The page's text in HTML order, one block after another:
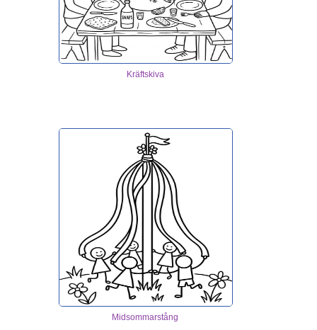
Kräftskiva
Midsommarstång